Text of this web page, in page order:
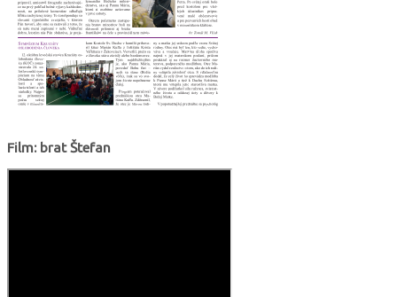
Film: brat Štefan